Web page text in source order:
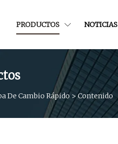
PRODUCTOS NOTICIAS
De Cambio Rápido >Contenido